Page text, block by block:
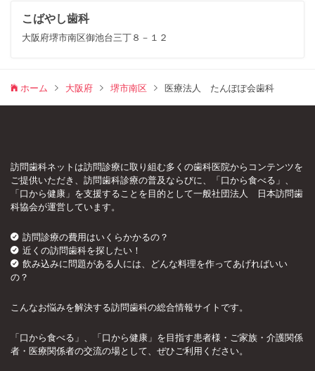
こばやし歯科
大阪府堺市南区御池台三丁８－１２
ホーム 大阪府 堺市南区 医療法人 たんぽぽ会歯科
訪問歯科ネットは訪問診療に取り組む多くの歯科医院からコンテンツを
ご提供いただき、訪問歯科診療の普及ならびに、「口から食べる」、
「口から健康」を支援することを目的として一般社団法人 日本訪問歯
科協会が運営しています。
訪問診療の費用はいくらかかるの？
近くの訪問歯科を探したい！
飲み込みに問題がある人には、どんな料理を作ってあげればいい
の？
こんなお悩みを解決する訪問歯科の総合情報サイトです。
「口から食べる」、「口から健康」を目指す患者様・ご家族・介護関係
者・医療関係者の交流の場として、ぜひご利用ください。